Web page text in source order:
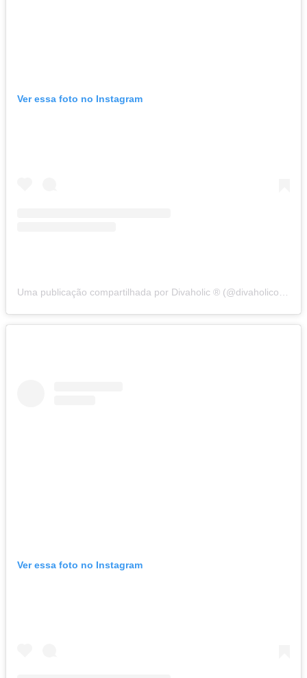
Ver essa foto no Instagram
Ver essa foto no Instagram